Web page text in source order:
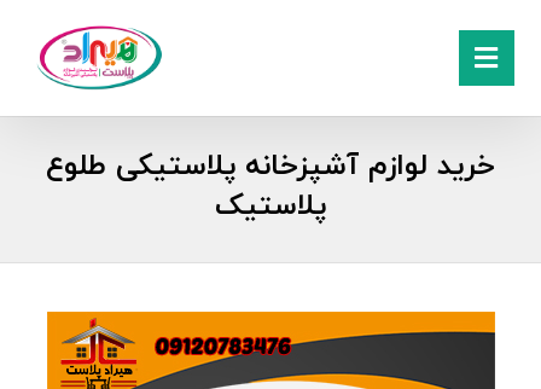
خرید لوازم آشپزخانه پلاستیکی طلوع
پلاستیک